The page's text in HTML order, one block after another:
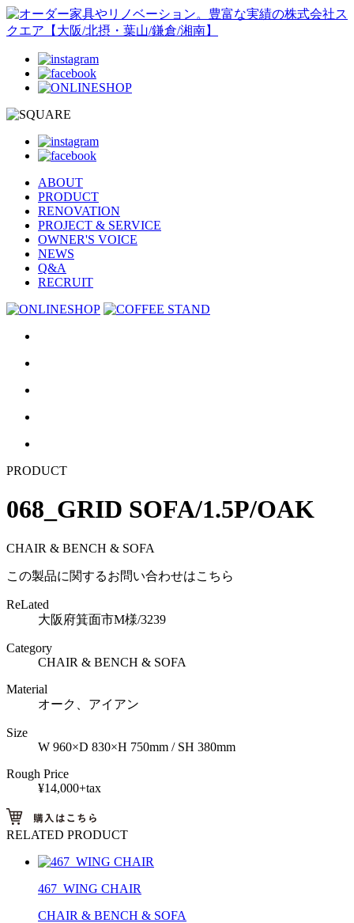
ABOUT
PRODUCT
RENOVATION
PROJECT & SERVICE
OWNER'S VOICE
NEWS
Q&A
RECRUIT
PRODUCT
068_GRID SOFA/1.5P/OAK
CHAIR & BENCH & SOFA
この製品に関するお問い合わせはこちら
ReLated
大阪府箕面市M様/3239
Category
CHAIR & BENCH & SOFA
Material
オーク、アイアン
Size
W 960×D 830×H 750mm / SH 380mm
Rough Price
¥14,000+tax
RELATED PRODUCT
467_WING CHAIR
CHAIR & BENCH & SOFA